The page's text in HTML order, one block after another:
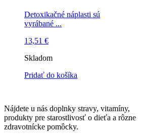
Detoxikačné náplasti sú
vyrábané ...
13,51 €
Skladom
Pridať do košíka
Nájdete u nás doplnky stravy, vitamíny,
produkty pre starostlivosť o dieťa a rôzne
zdravotnícke pomôcky.